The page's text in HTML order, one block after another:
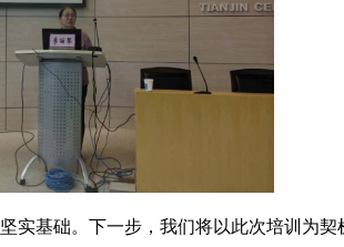
基础。下一步，我们将以此次培训为契